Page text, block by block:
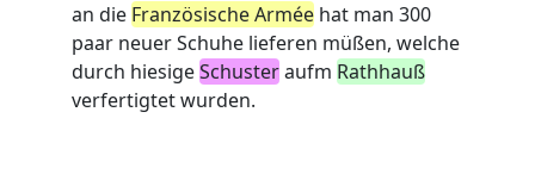
an die Französische Armée hat man 300
paar neuer Schuhe lieferen müßen, welche
durch hiesigeSchusteraufm Rathhauß
verfertigtet wurden.